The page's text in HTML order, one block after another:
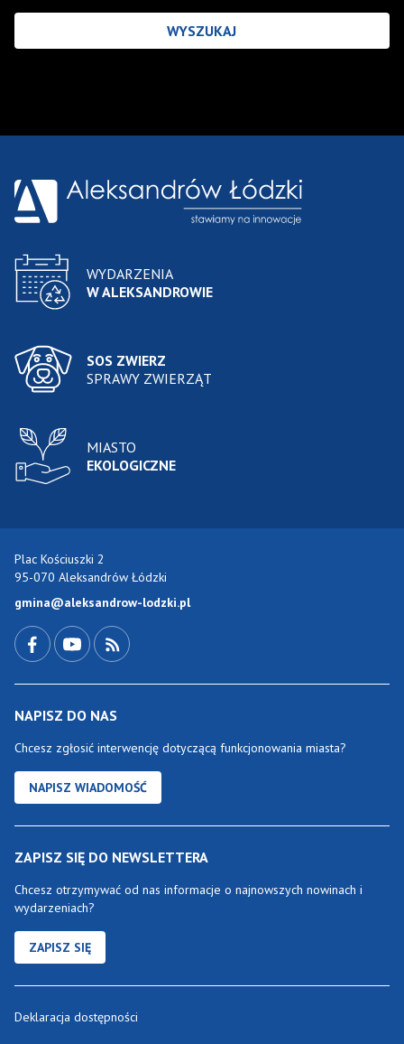
WYDARZENIA
W ALEKSANDROWIE
SOS ZWIERZ
SPRAWY ZWIERZĄT
MIASTO
EKOLOGICZNE
Plac Kościuszki 2
95-070 Aleksandrów Łódzki
gmina@aleksandrow-lodzki.pl
NAPISZ DO NAS
Chcesz zgłosić interwencję dotyczącą funkcjonowania miasta?
NAPISZ WIADOMOŚĆ
ZAPISZ SIĘ DO NEWSLETTERA
Chcesz otrzymywać od nas informacje o najnowszych nowinach i
wydarzeniach?
ZAPISZ SIĘ
Deklaracja dostępności